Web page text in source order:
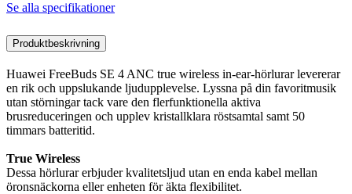
Se alla specifikationer
Produktbeskrivning
Huawei FreeBuds SE 4 ANC true wireless in-ear-hörlurar levererar
en rik och uppslukande ljudupplevelse. Lyssna på din favoritmusik
utan störningar tack vare den flerfunktionella aktiva
brusreduceringen och upplev kristallklara röstsamtal samt 50
timmars batteritid.
True Wireless
Dessa hörlurar erbjuder kvalitetsljud utan en enda kabel mellan
öronsnäckorna eller enheten för äkta flexibilitet.